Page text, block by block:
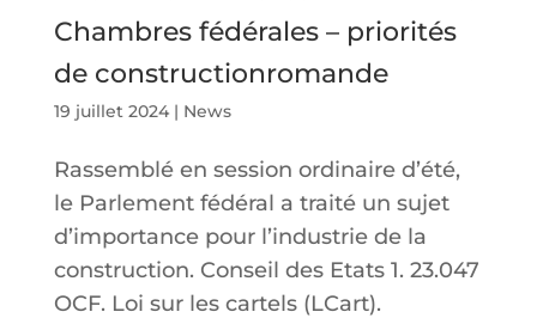
Chambres fédérales – priorités
de constructionromande
19 juillet 2024| News
Rassemblé en session ordinaire d’été,
le Parlement fédéral a traité un sujet
d’importance pour l’industrie de la
construction. Conseil des Etats 1. 23.047
OCF. Loi sur les cartels (LCart).